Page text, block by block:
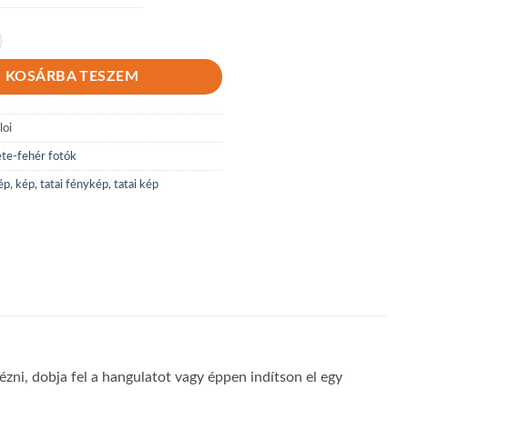
mennyiség
KOSÁRBA TESZEM
fehér fotók
, kép, tatai fénykép, tatai kép
dobja fel a hangulatot vagy éppen indítson el egy